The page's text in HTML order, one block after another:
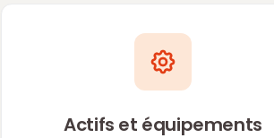
Actifs et équipements